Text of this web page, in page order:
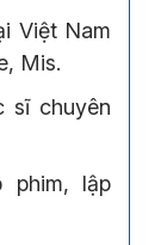
Việt Nam
Mis.
chuyên
phim, lập